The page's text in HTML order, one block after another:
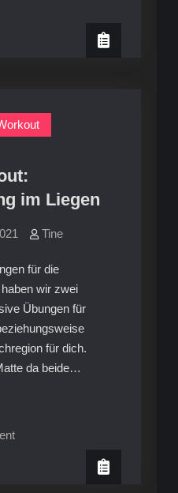
im Liegen
Tine
für die
wir zwei
Übungen für
für dich.
da beide…
on